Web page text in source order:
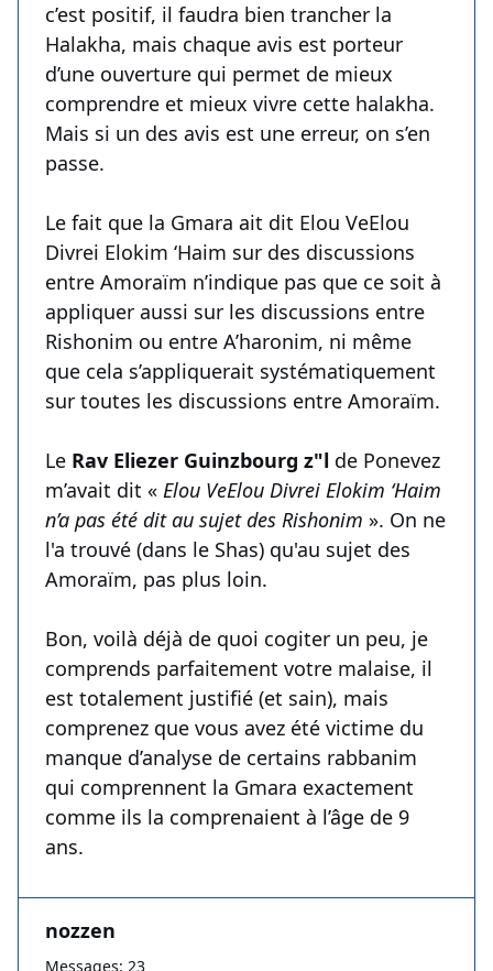
c’est positif, il faudra bien trancher la
Halakha, mais chaque avis est porteur
d’une ouverture qui permet de mieux
comprendre et mieux vivre cette halakha.
Mais si un des avis est une erreur, on s’en
passe.
Le fait que la Gmara ait dit Elou VeElou
Divrei Elokim ‘Haim sur des discussions
entre Amoraïm n’indique pas que ce soit à
appliquer aussi sur les discussions entre
Rishonim ou entre A’haronim, ni même
que cela s’appliquerait systématiquement
sur toutes les discussions entre Amoraïm.
Le Rav Eliezer Guinzbourg z"l de Ponevez
m’avait dit « Elou VeElou Divrei Elokim ‘Haim
n’a pas été dit au sujet des Rishonim ». On ne
l'a trouvé (dans le Shas) qu'au sujet des
Amoraïm, pas plus loin.
Bon, voilà déjà de quoi cogiter un peu, je
comprends parfaitement votre malaise, il
est totalement justifié (et sain), mais
comprenez que vous avez été victime du
manque d’analyse de certains rabbanim
qui comprennent la Gmara exactement
comme ils la comprenaient à l’âge de 9
ans.
nozzen
Messages: 23